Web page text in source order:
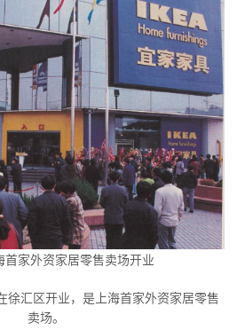
首家外资家居零售卖场开业
徐汇区开业，是上海首家外资家居零售
卖场。